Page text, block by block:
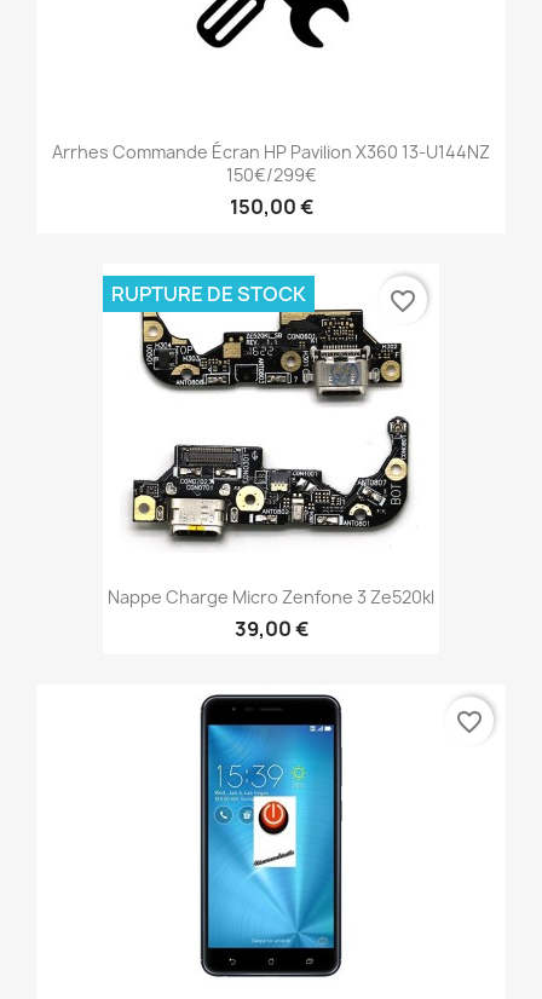
Arrhes Commande Écran HP Pavilion X360 13-U144NZ
150€/299€
150,00 €
Nappe Charge Micro Zenfone 3 Ze520kl
39,00 €
RUPTURE DE STOCK favorite_border
favorite_border